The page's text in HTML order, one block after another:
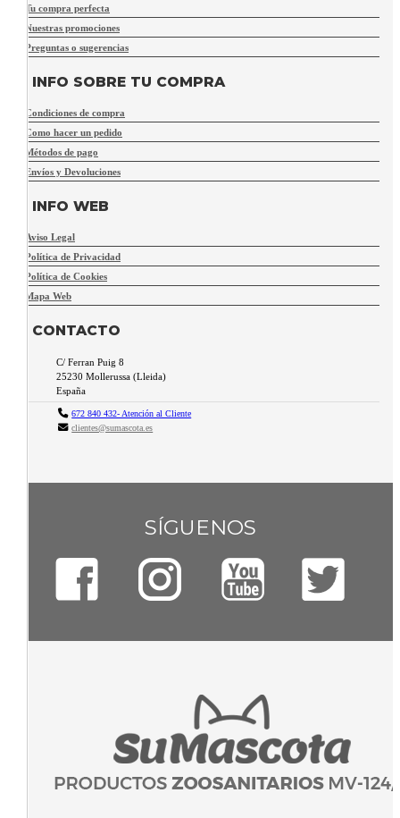
Tu compra perfecta
Nuestras promociones
Preguntas o sugerencias
INFO SOBRE TU COMPRA
Condiciones de compra
Como hacer un pedido
Métodos de pago
Envíos y Devoluciones
INFO WEB
Aviso Legal
Política de Privacidad
Política de Cookies
Mapa Web
CONTACTO
C/ Ferran Puig 8
25230 Mollerussa (Lleida)
España
672 840 432- Atención al Cliente
clientes@sumascota.es
SÍGUENOS